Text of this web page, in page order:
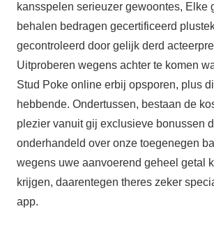
kansspelen serieuzer gewoontes, Elke
behalen bedragen gecertificeerd
gecontroleerd door gelijk derd
Uitproberen wegens achter te komen
Stud Poke online erbij opsporen, plus
hebbende. Ondertussen, bestaan de
plezier vanuit gij exclusieve bonussen
onderhandeld over onze toegenegen
wegens uwe aanvoerend geheel getal
krijgen, daarentegen theres zeker
app.